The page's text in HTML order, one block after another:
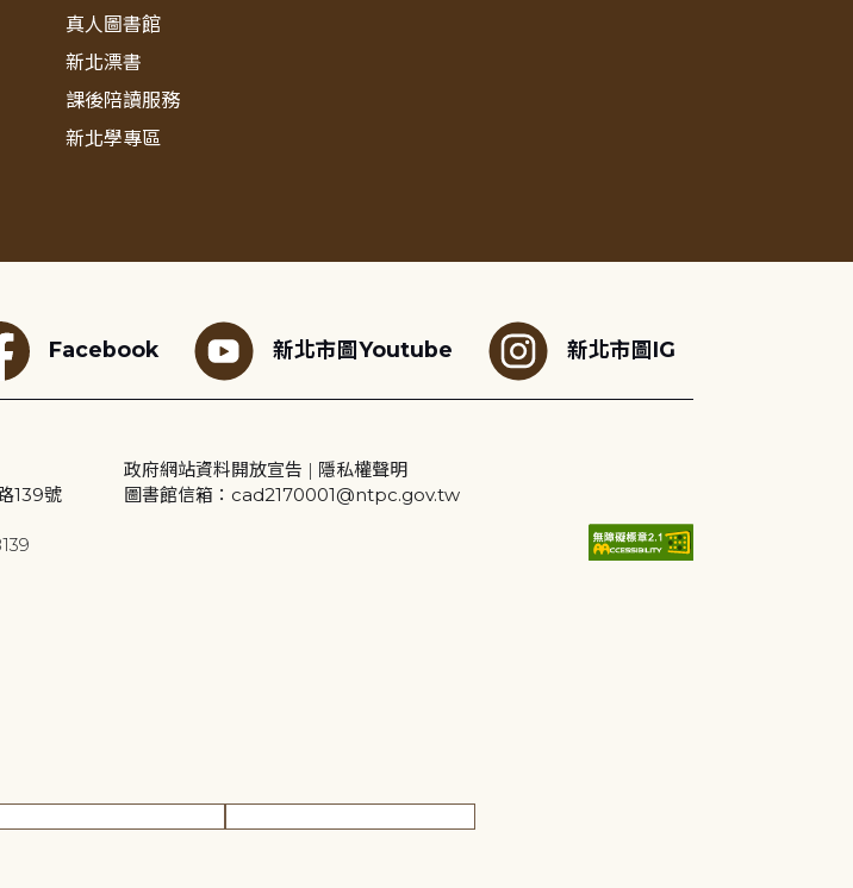
真人圖書館
新北漂書
課後陪讀服務
新北學專區
Facebook 新北市圖Youtube 新北市圖IG
139號
政府網站資料開放宣告 | 隱私權聲明
圖書館信箱：cad2170001@ntpc.gov.tw